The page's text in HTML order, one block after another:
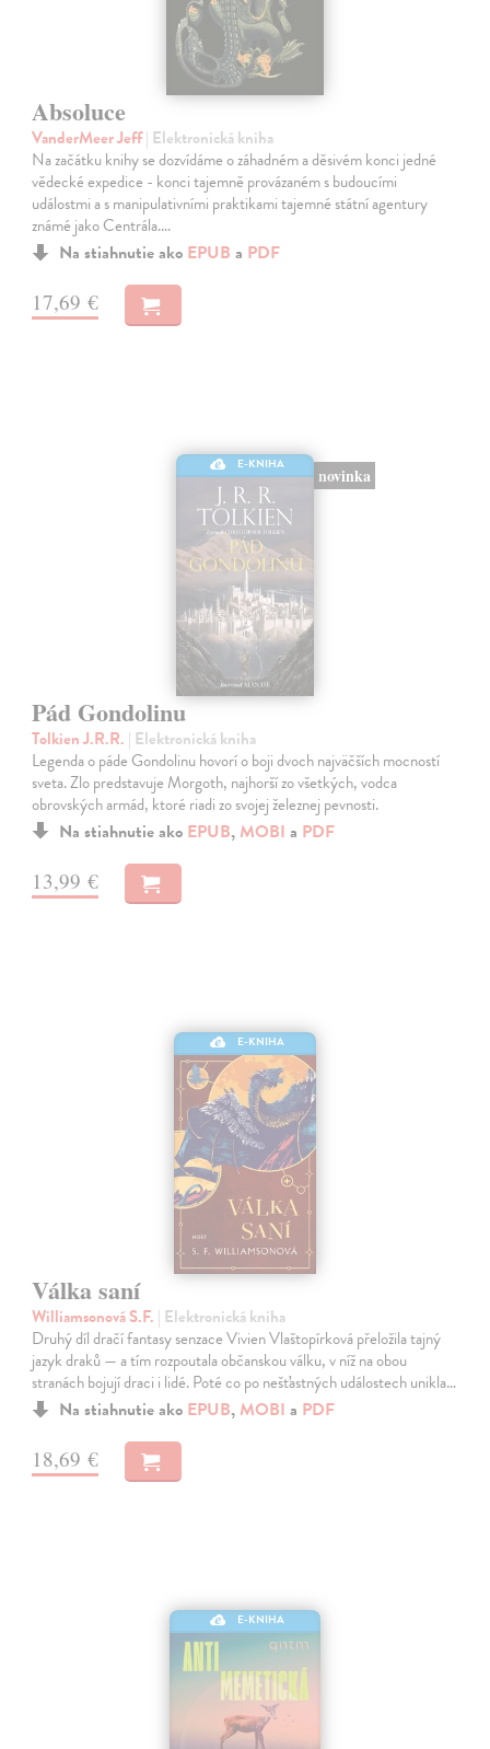
Absoluce
VanderMeer Jeff| Elektronická kniha
Na začátku knihy se dozvídáme o záhadném a děsivém konci jedné
vědecké expedice - konci tajemně provázaném s budoucími
událostmi a s manipulativními praktikami tajemné státní agentury
známé jako Centrála.…
Na stiahnutie ako EPUB a PDF
17,69 €
E-KNIHA
novinka
Pád Gondolinu
Tolkien J.R.R. | Elektronická kniha
Legenda o páde Gondolinu hovorí o boji dvoch najväčších mocností
sveta. Zlo predstavuje Morgoth, najhorší zo všetkých, vodca
obrovských armád, ktoré riadi zo svojej železnej pevnosti.
Na stiahnutie ako EPUB, MOBI a PDF
13,99 €
E-KNIHA
Válka saní
Williamsonová S.F. | Elektronická kniha
Druhý díl dračí fantasy senzace Vivien Vlaštopírková přeložila tajný
jazyk draků — a tím rozpoutala občanskou válku, v níž na obou
stranách bojují draci i lidé. Poté co po nešťastných událostech unikla…
Na stiahnutie ako EPUB, MOBI a PDF
18,69 €
E-KNIHA